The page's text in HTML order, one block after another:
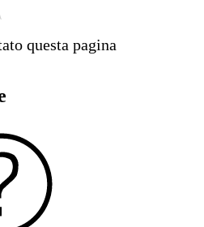
questa pagina